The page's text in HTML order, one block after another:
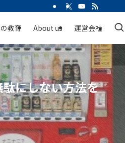
教育 About us 運営会社
にしない方法を